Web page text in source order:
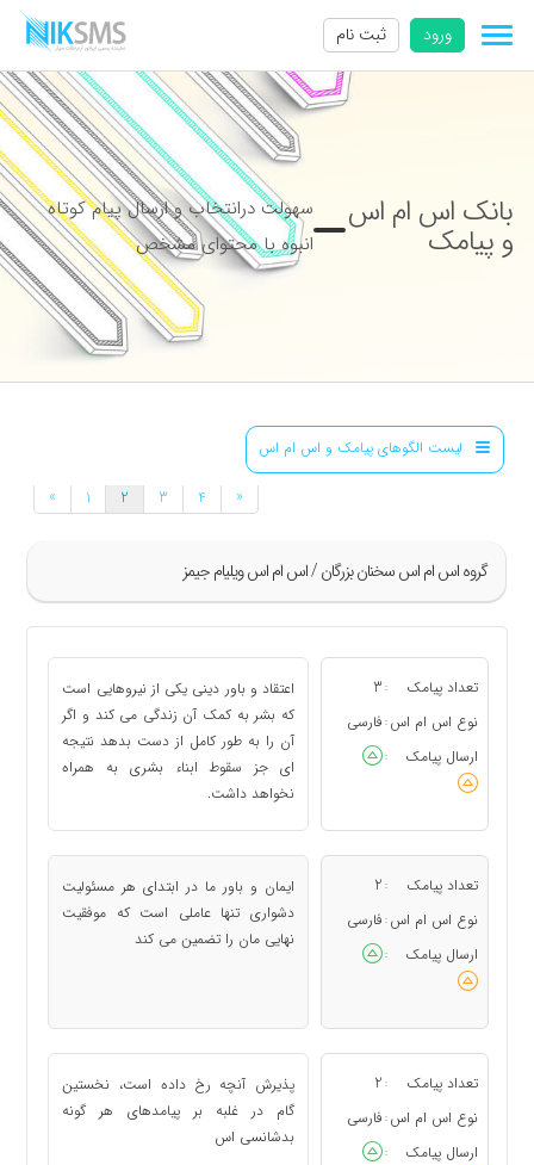
ورود ثبت نام
بانک اس ام اس
و پیامک
سهولت درانتخاب و ارسال پیام کوتاه
انبوه با محتوای مشخص
لیست الگوهای پیامک و اس ام اس
گروه اس ام اس سخنان بزرگان / اس ام اس ویلیام جیمز
» 1 2 3 4 «
تعداد پیامک :
3
نوع اس ام اس : فارسی
ارسال پیامک
:
اعتقاد و باور دینی یکی از نیروهایی است
که بشر به کمک آن زندگی می کند و اگر
آن را به طور کامل از دست بدهد نتیجه
ای جز سقوط ابناء بشری به همراه
نخواهد داشت.
تعداد پیامک :
2
نوع اس ام اس : فارسی
ارسال پیامک
:
ایمان و باور ما در ابتدای هر مسئولیت
دشواری تنها عاملی است که موفقیت
نهایی مان را تضمین می کند
تعداد پیامک :
2
نوع اس ام اس : فارسی
ارسال پیامک
:
پذیرش آنچه رخ داده است، نخستین
گام در غلبه بر پیامدهای هر گونه
بدشانسی اس